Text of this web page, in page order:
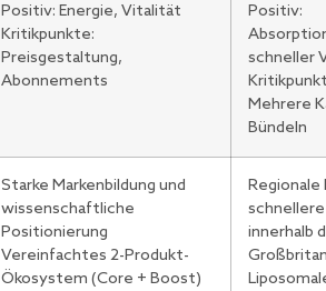
Positiv: Energie, Vitalität
Kritikpunkte:
Preisgestaltung,
Abonnements
Positiv:
schneller
Mehrere
Bündeln
Starke Markenbildung und
wissenschaftliche
Positionierung
Vereinfachtes 2-Produkt-
Ökosystem (Core + Boost)
Regionale
innerhalb